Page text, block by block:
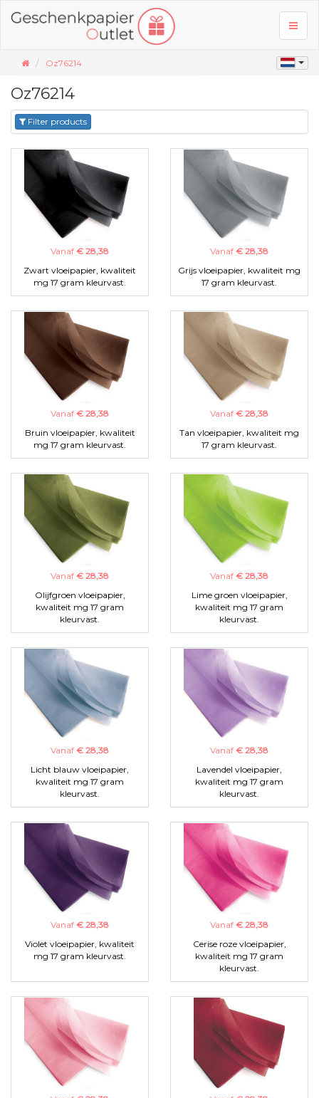
Oz76214
Oz76214
Filter products
Vanaf € 28,38
Zwart vloeipapier, kwaliteit
mg 17 gram kleurvast.
Vanaf € 28,38
Grijs vloeipapier, kwaliteit mg
17 gram kleurvast.
Vanaf € 28,38
Bruin vloeipapier, kwaliteit
mg 17 gram kleurvast.
Vanaf € 28,38
Tan vloeipapier, kwaliteit mg
17 gram kleurvast.
Vanaf € 28,38
Olijfgroen vloeipapier,
kwaliteit mg 17 gram
kleurvast.
Vanaf € 28,38
Lime groen vloeipapier,
kwaliteit mg 17 gram
kleurvast.
Vanaf € 28,38
Licht blauw vloeipapier,
kwaliteit mg 17 gram
kleurvast.
Vanaf € 28,38
Lavendel vloeipapier,
kwaliteit mg 17 gram
kleurvast.
Vanaf € 28,38
Violet vloeipapier, kwaliteit
mg 17 gram kleurvast.
Vanaf € 28,38
Cerise roze vloeipapier,
kwaliteit mg 17 gram
kleurvast.